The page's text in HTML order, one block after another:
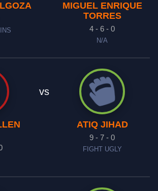
MIGUEL ENRIQUE
TORRES
4 - 6 - 0
N/A
vs
ATIQ JIHAD
9 - 7 - 0
FIGHT UGLY